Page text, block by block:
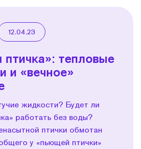
12.04.23
тепловые
и «вечное»
жидкости? Будет ли
работать без воды?
птички обмотан
у «пьющей птички»